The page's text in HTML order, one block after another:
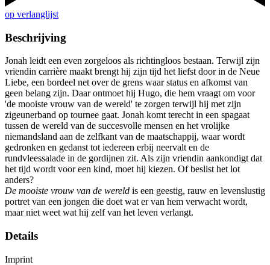
op verlanglijst
Beschrijving
Jonah leidt een even zorgeloos als richtingloos bestaan. Terwijl zijn
vriendin carrière maakt brengt hij zijn tijd het liefst door in de Neue
Liebe, een bordeel net over de grens waar status en afkomst van
geen belang zijn. Daar ontmoet hij Hugo, die hem vraagt om voor
'de mooiste vrouw van de wereld' te zorgen terwijl hij met zijn
zigeunerband op tournee gaat. Jonah komt terecht in een spagaat
tussen de wereld van de succesvolle mensen en het vrolijke
niemandsland aan de zelfkant van de maatschappij, waar wordt
gedronken en gedanst tot iedereen erbij neervalt en de
rundvleessalade in de gordijnen zit. Als zijn vriendin aankondigt dat
het tijd wordt voor een kind, moet hij kiezen. Of beslist het lot
anders?
De mooiste vrouw van de wereld is een geestig, rauw en levenslustig
portret van een jongen die doet wat er van hem verwacht wordt,
maar niet weet wat hij zelf van het leven verlangt.
Details
Imprint